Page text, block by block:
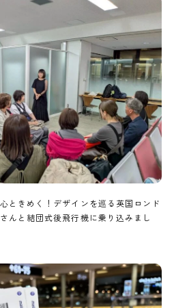
ときめく！デザインを巡る英国ロンド
んと結団式後飛行機に乗り込みまし